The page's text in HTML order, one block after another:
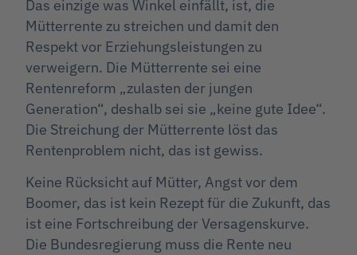
Das einzige was Winkel einfällt, ist, die
Mütterrente zu streichen und damit den
Respekt vor Erziehungsleistungen zu
verweigern. Die Mütterrente sei eine
Rentenreform „zulasten der jungen
Generation“, deshalb sei sie „keine gute Idee“.
Die Streichung der Mütterrente löst das
Rentenproblem nicht, das ist gewiss.
Keine Rücksicht auf Mütter, Angst vor dem
Boomer, das ist kein Rezept für die Zukunft, das
ist eine Fortschreibung der Versagenskurve.
Die Bundesregierung muss die Rente neu